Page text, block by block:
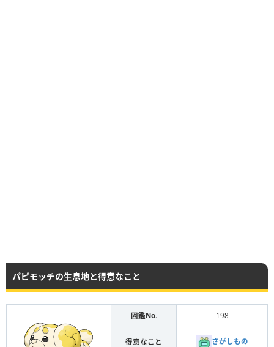
パピモッチの生息地と得意なこと
図鑑No. 198
得意なこと さがしもの